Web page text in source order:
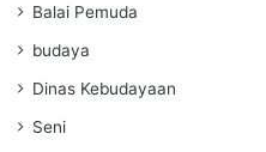
Balai Pemuda
budaya
Dinas Kebudayaan
Seni